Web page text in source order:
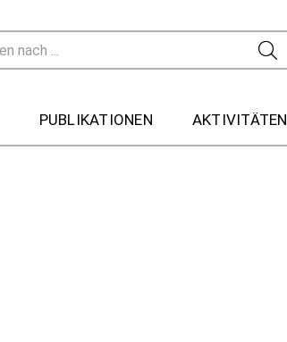
PUBLIKATIONEN AKTIVITÄTEN